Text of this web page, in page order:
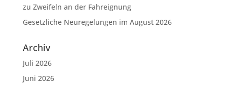
zu Zweifeln an der Fahreignung
Gesetzliche Neuregelungen im August 2026
Archiv
Juli 2026
Juni 2026